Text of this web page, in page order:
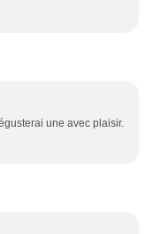
une avec plaisir.